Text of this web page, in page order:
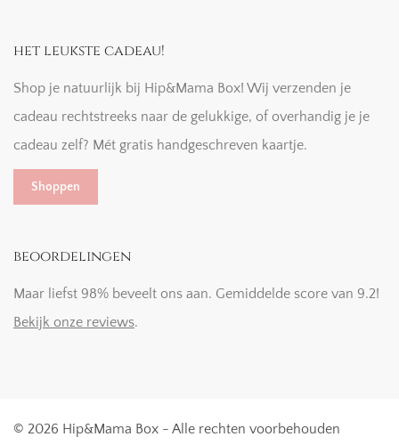
het leukste cadeau!
Shop je natuurlijk bij Hip&Mama Box! Wij verzenden je
cadeau rechtstreeks naar de gelukkige, of overhandig je je
cadeau zelf? Mét gratis handgeschreven kaartje.
Shoppen
beoordelingen
Maar liefst 98% beveelt ons aan. Gemiddelde score van 9.2!
Bekijk onze reviews.
© 2026 Hip&Mama Box - Alle rechten voorbehouden